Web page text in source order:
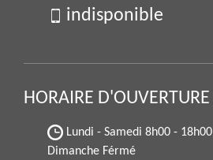
indisponible
HORAIRE D'OUVERTURE
Lundi - Samedi 8h00 - 18h00
Dimanche Férmé